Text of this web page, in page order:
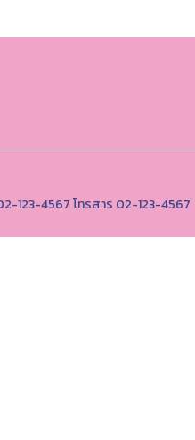
123-4567 โทรสาร 02-123-4567